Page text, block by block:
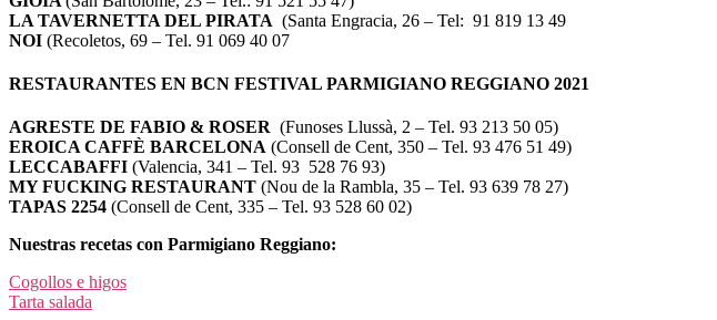
LA TAVERNETTA DEL PIRATA (Santa Engracia, 26 – Tel: 91 819 13 49
NOI (Recoletos, 69 – Tel. 91 069 40 07
RESTAURANTES EN BCN FESTIVAL PARMIGIANO REGGIANO 2021
AGRESTE DE FABIO & ROSER (Funoses Llussà, 2 – Tel. 93 213 50 05)
EROICA CAFFÈ BARCELONA (Consell de Cent, 350 – Tel. 93 476 51 49)
LECCABAFFI (Valencia, 341 – Tel. 93 528 76 93)
MY FUCKING RESTAURANT (Nou de la Rambla, 35 – Tel. 93 639 78 27)
TAPAS 2254 (Consell de Cent, 335 – Tel. 93 528 60 02)
Nuestras recetas con Parmigiano Reggiano:
Cogollos e higos
Tarta salada